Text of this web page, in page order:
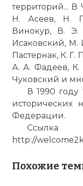
территорий...
Н. Асеев, Н.
Винокур, В. Э.
Исаковский, М.
Пастернак, К. Г.
А. А. Фадеев, К.
Чуковский и
В 1990
исторических
Федерации.
http://
Похожие